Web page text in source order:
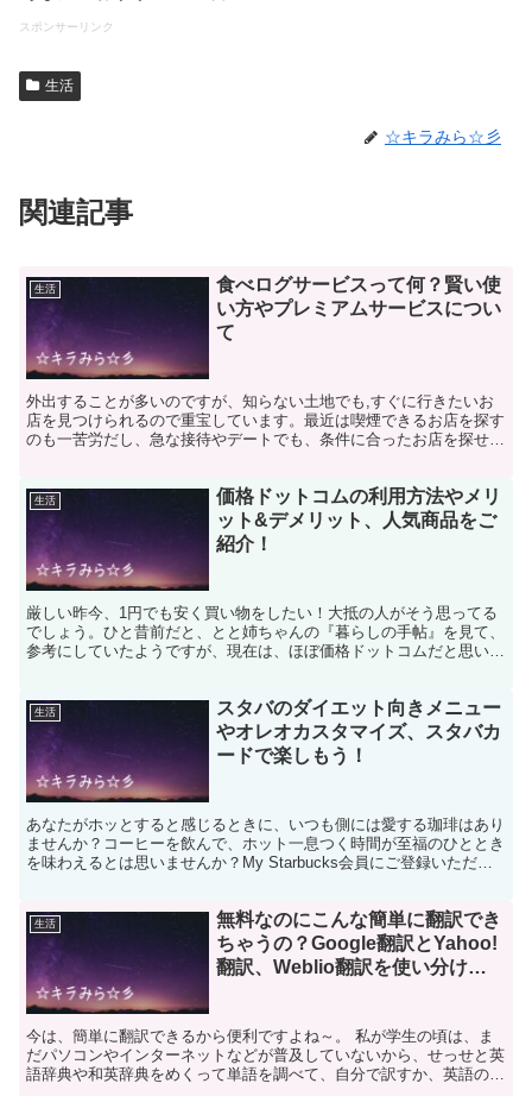
スポンサーリンク
生活
☆キラみら☆彡
関連記事
生活
食べログサービスって何？賢い使
い方やプレミアムサービスについ
て
外出することが多いのですが、知らない土地でも,すぐに行きたいお
店を見つけられるので重宝しています。最近は喫煙できるお店を探す
のも一苦労だし、急な接待やデートでも、条件に合ったお店を探せる
生活
価格ドットコムの利用方法やメリ
ット&デメリット、人気商品をご
紹介！
厳しい昨今、1円でも安く買い物をしたい！大抵の人がそう思ってる
でしょう。ひと昔前だと、とと姉ちゃんの『暮らしの手帖』を見て、
参考にしていたようですが、現在は、ほぼ価格ドットコムだと思いま
生活
スタバのダイエット向きメニュー
やオレオカスタマイズ、スタバカ
ードで楽しもう！
あなたがホッとすると感じるときに、いつも側には愛する珈琲はあり
ませんか？コーヒーを飲んで、ホット一息つく時間が至福のひととき
を味わえるとは思いませんか？My Starbucks会員にご登録いただく
生活
無料なのにこんな簡単に翻訳でき
ちゃうの？Google翻訳とYahoo!
翻訳、Weblio翻訳を使い分けよ
今は、簡単に翻訳できるから便利ですよね～。 私が学生の頃は、ま
だパソコンやインターネットなどが普及していないから、せっせと英
語辞典や和英辞典をめくって単語を調べて、自分で訳すか、英語の得